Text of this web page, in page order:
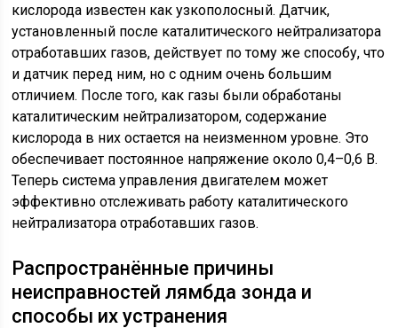
кислорода известен как узкополосный. Датчик,
установленный после каталитического нейтрализатора
отработавших газов, действует по тому же способу, что
и датчик перед ним, но с одним очень большим
отличием. После того, как газы были обработаны
каталитическим нейтрализатором, содержание
кислорода в них остается на неизменном уровне. Это
обеспечивает постоянное напряжение около 0,4–0,6 В.
Теперь система управления двигателем может
эффективно отслеживать работу каталитического
нейтрализатора отработавших газов.
Распространённые причины
неисправностей лямбда зонда и
способы их устранения